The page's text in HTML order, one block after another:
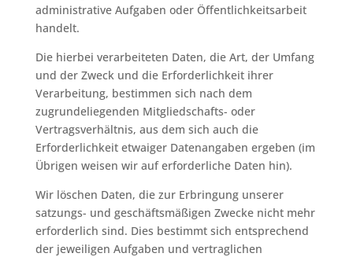
administrative Aufgaben oder Öffentlichkeitsarbeit
handelt.
Die hierbei verarbeiteten Daten, die Art, der Umfang
und der Zweck und die Erforderlichkeit ihrer
Verarbeitung, bestimmen sich nach dem
zugrundeliegenden Mitgliedschafts- oder
Vertragsverhältnis, aus dem sich auch die
Erforderlichkeit etwaiger Datenangaben ergeben (im
Übrigen weisen wir auf erforderliche Daten hin).
Wir löschen Daten, die zur Erbringung unserer
satzungs- und geschäftsmäßigen Zwecke nicht mehr
erforderlich sind. Dies bestimmt sich entsprechend
der jeweiligen Aufgaben und vertraglichen